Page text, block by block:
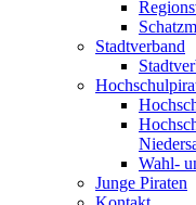
Stadtverband
Wahl-
Junge Piraten